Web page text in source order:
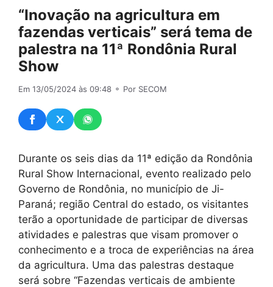
“Inovação na agricultura em
fazendas verticais” será tema de
palestra na 11ª Rondônia Rural
Show
Em 13/05/2024 às 09:48 ⚬ Por SECOM
Durante os seis dias da 11ª edição da Rondônia
Rural Show Internacional, evento realizado pelo
Governo de Rondônia, no município de Ji-
Paraná; região Central do estado, os visitantes
terão a oportunidade de participar de diversas
atividades e palestras que visam promover o
conhecimento e a troca de experiências na área
da agricultura. Uma das palestras destaque
será sobre “Fazendas verticais de ambiente